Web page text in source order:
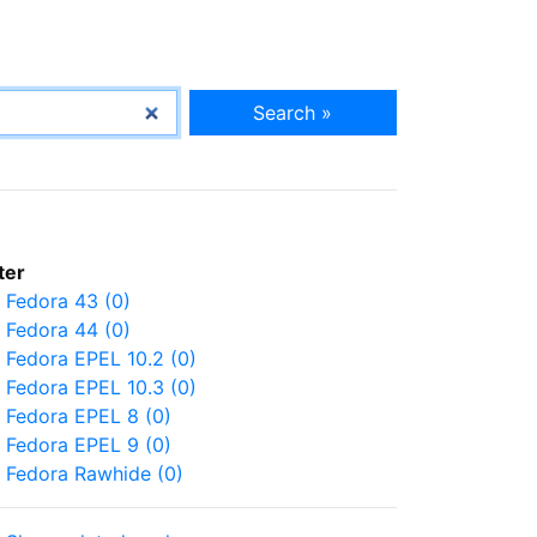
Search »
Fedora 43 (0)
Fedora 44 (0)
Fedora EPEL 10.2 (0)
Fedora EPEL 10.3 (0)
Fedora EPEL 8 (0)
Fedora EPEL 9 (0)
Fedora Rawhide (0)